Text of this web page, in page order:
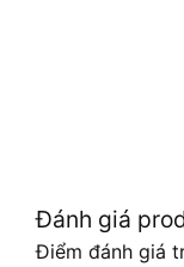
Đánh giá
Điểm đánh giá